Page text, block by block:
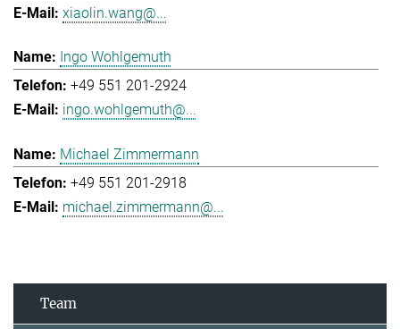
xiaolin.wang@...
Ingo Wohlgemuth
+49 551 201-2924
ingo.wohlgemuth@...
Michael Zimmermann
+49 551 201-2918
michael.zimmermann@...
Team